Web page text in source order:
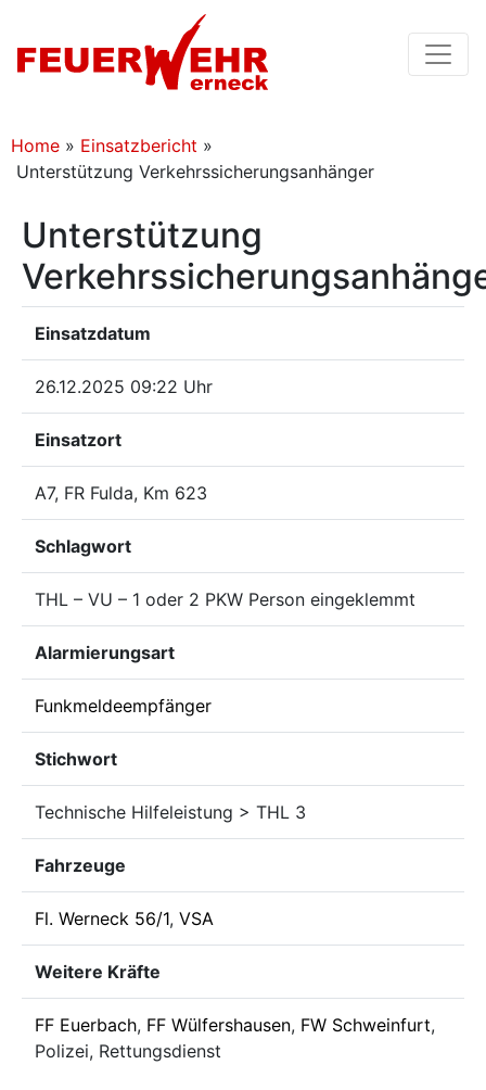
Home » Einsatzbericht »
Unterstützung Verkehrssicherungsanhänger
Unterstützung
Einsatzdatum
26.12.2025 09:22 Uhr
Einsatzort
A7, FR Fulda, Km 623
Schlagwort
THL – VU – 1 oder 2 PKW Person eingeklemmt
Alarmierungsart
Funkmeldeempfänger
Stichwort
Technische Hilfeleistung > THL 3
Fahrzeuge
Fl. Werneck 56/1, VSA
Weitere Kräfte
FF Euerbach, FF Wülfershausen, FW Schweinfurt,
Polizei, Rettungsdienst